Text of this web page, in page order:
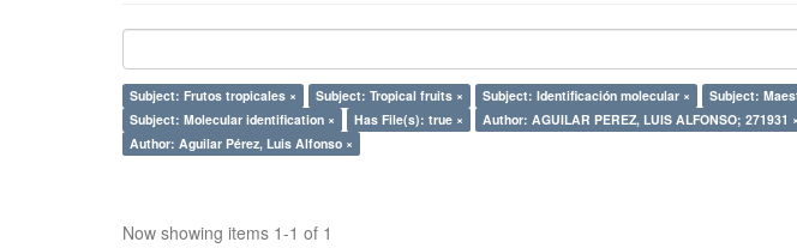
Subject: Frutos tropicales × Subject: Tropical fruits × Subject: Identificación molecular × Subject:
Subject: Molecular identification ×
Has File(s): true × Author: AGUILAR PEREZ, LUIS ALFONSO; 271931 ×
Author: Aguilar Pérez, Luis Alfonso ×
Now showing items 1-1 of 1